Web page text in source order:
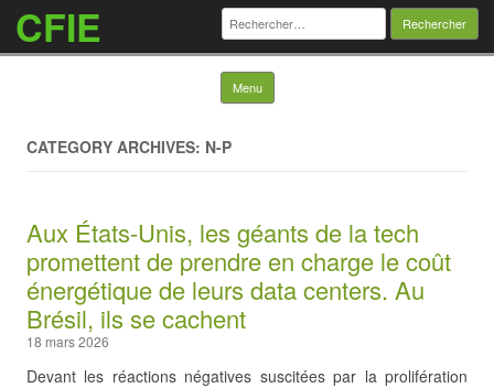
CFIE Rechercher :
Menu Skip to content
CATEGORY ARCHIVES: N-P
Aux États-Unis, les géants de la tech
promettent de prendre en charge le coût
énergétique de leurs data centers. Au
Brésil, ils se cachent
18 mars 2026
Devant les réactions négatives suscitées par la prolifération